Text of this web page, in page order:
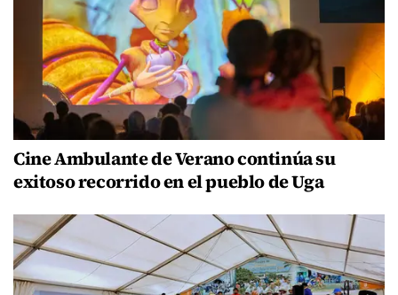
Cine Ambulante de Verano continúa su
exitoso recorrido en el pueblo de Uga